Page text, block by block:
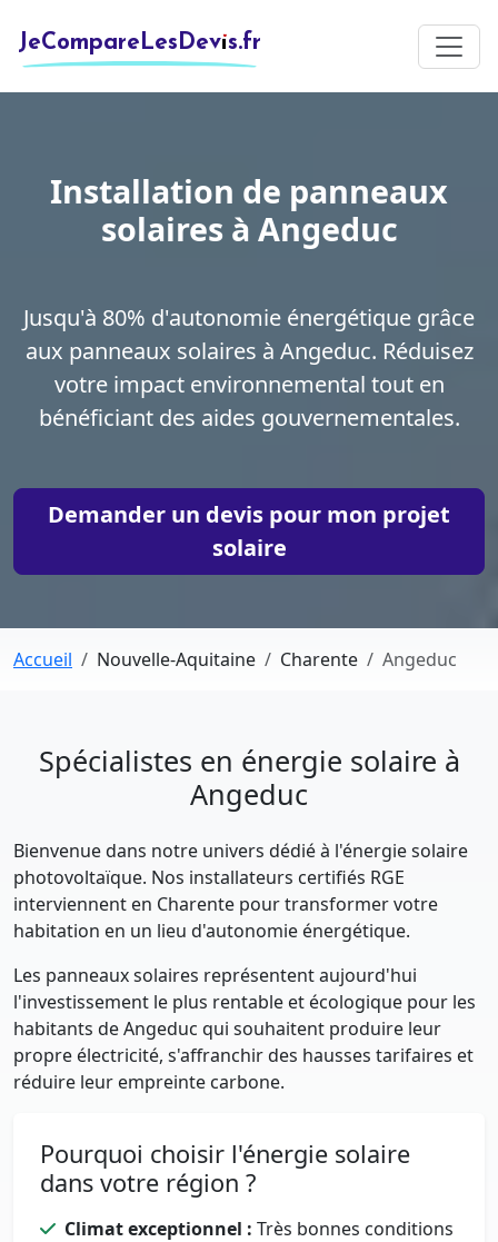
JeCompareLesDevis.fr
Installation de panneaux
solaires à Angeduc
Jusqu'à 80% d'autonomie énergétique grâce
aux panneaux solaires à Angeduc. Réduisez
votre impact environnemental tout en
bénéficiant des aides gouvernementales.
Demander un devis pour mon projet
solaire
Accueil Nouvelle-Aquitaine Charente Angeduc
Spécialistes en énergie solaire à
Angeduc
Bienvenue dans notre univers dédié à l'énergie solaire
photovoltaïque. Nos installateurs certifiés RGE
interviennent en Charente pour transformer votre
habitation en un lieu d'autonomie énergétique.
Les panneaux solaires représentent aujourd'hui
l'investissement le plus rentable et écologique pour les
habitants de Angeduc qui souhaitent produire leur
propre électricité, s'affranchir des hausses tarifaires et
réduire leur empreinte carbone.
Pourquoi choisir l'énergie solaire
dans votre région ?
Climat exceptionnel : Très bonnes conditions